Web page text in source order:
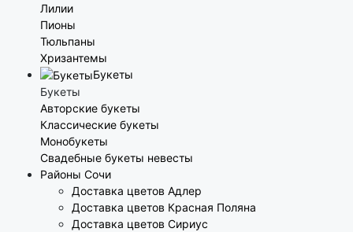
Лилии
Пионы
Тюльпаны
Хризантемы
Букеты
Букеты
Авторские букеты
Классические букеты
Монобукеты
Свадебные букеты невесты
Районы Сочи
Доставка цветов Адлер
Доставка цветов Красная Поляна
Доставка цветов Сириус